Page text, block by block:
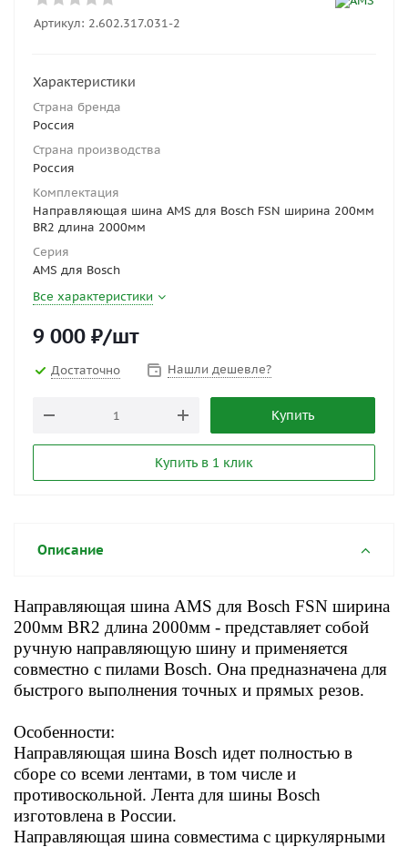
Артикул: 2.602.317.031-2
Характеристики
Страна бренда
Россия
Страна производства
Россия
Комплектация
Направляющая шина AMS для Bosch FSN ширина 200мм
BR2 длина 2000мм
Серия
AMS для Bosch
Все характеристики
9 000 ₽/шт
Достаточно Нашли дешевле?
Купить
Купить в 1 клик
Описание
Направляющая шина AMS для Bosch FSN ширина
200мм BR2 длина 2000мм - представляет собой
ручную направляющую шину и применяется
совместно с пилами Bosch. Она предназначена для
быстрого выполнения точных и прямых резов.
Особенности:
Направляющая шина Bosch идет полностью в
сборе со всеми лентами, в том числе и
противоскольной. Лента для шины Bosch
изготовлена в России.
Направляющая шина совместима с циркулярными